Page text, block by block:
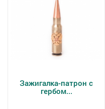
Зажигалка-патрон с
гербом...